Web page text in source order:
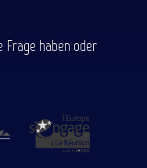
Frage haben oder